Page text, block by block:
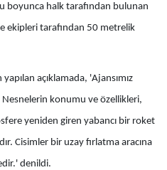
boyunca halk tarafından bulunan
ekipleri tarafından 50 metrelik
açıklamada, 'Ajansımız
konumu ve özellikleri,
yeniden giren yabancı bir roket
Cisimler bir uzay fırlatma aracına
denildi.